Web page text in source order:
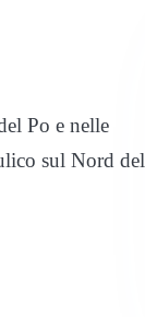
Po e nelle
sul Nord del